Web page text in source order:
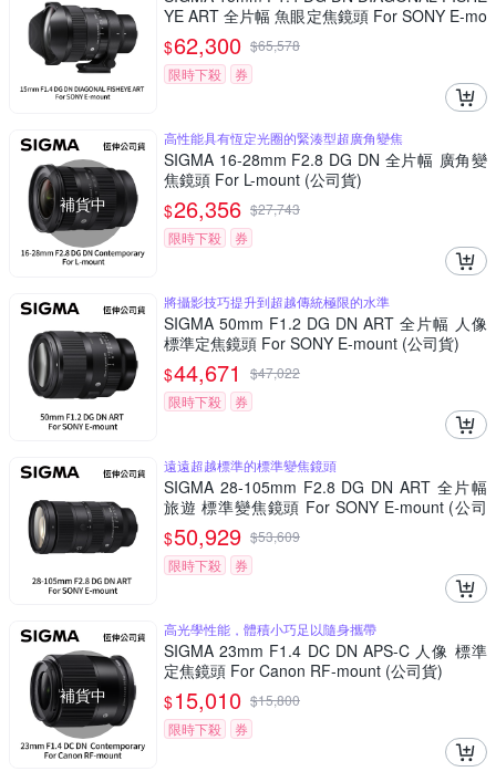
YE ART 全片幅 魚眼定焦鏡頭 For SONY E-mo
unt (公司貨)
$62,300 $65,578
限時下殺
券
補貨中
高性能具有恆定光圈的緊湊型超廣角變焦
SIGMA 16-28mm F2.8 DG DN 全片幅 廣角變
焦鏡頭 For L-mount (公司貨)
$26,356 $27,743
限時下殺
券
將攝影技巧提升到超越傳統極限的水準
SIGMA 50mm F1.2 DG DN ART 全片幅 人像
標準定焦鏡頭 For SONY E-mount (公司貨)
$44,671 $47,022
限時下殺
券
遠遠超越標準的標準變焦鏡頭
SIGMA 28-105mm F2.8 DG DN ART 全片幅
旅遊 標準變焦鏡頭 For SONY E-mount (公司
貨)
$50,929 $53,609
限時下殺
券
補貨中
高光學性能，體積小巧足以隨身攜帶
SIGMA 23mm F1.4 DC DN APS-C 人像 標準
定焦鏡頭 For Canon RF-mount (公司貨)
$15,010 $15,800
限時下殺
券